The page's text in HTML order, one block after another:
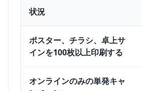
状況
ポスター、チラシ、卓上サ
インを100枚以上印刷する
オンラインのみの単発キャ